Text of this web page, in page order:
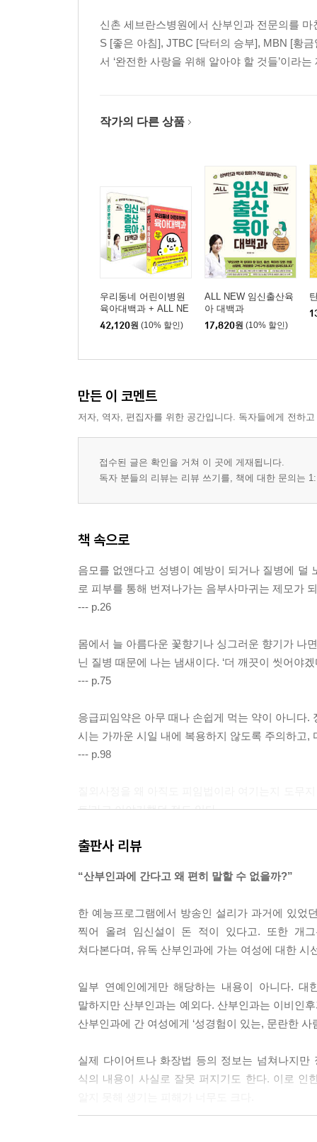
신촌 세브란스병원에서 산부인과 전문의를
S [좋은 아침], JTBC [닥터의 승부], MBN [황
서 ‘완전한 사랑을 위해 알아야 할 것들’이라
작가의 다른 상품
우리동네 어린이병원
육아대백과 + ALL NE
W 임신출산육아 대백
과 세트
42,120원 (10% 할인)
ALL NEW 임신출산육
아 대백과
17,820원 (10% 할인)
만든 이 코멘트
저자, 역자, 편집자를 위한 공간입니다. 독자들에게 전하
접수된 글은 확인을 거쳐 이 곳에 게재됩니다.
독자 분들의 리뷰는 리뷰 쓰기를, 책에 대한 문의는
책 속으로
음모를 없앤다고 성병이 예방이 되거나 질병에 덜
로 피부를 통해 번져나가는 음부사마귀는 제모가
--- p.26
몸에서 늘 아름다운 꽃향기나 싱그러운 향기가 나
닌 질병 때문에 나는 냄새이다. ‘더 깨끗이 씻어야
--- p.75
응급피임약은 아무 때나 손쉽게 먹는 약이 아니다
시는 가까운 시일 내에 복용하지 않도록 주의하고,
--- p.98
트’라고 이야기했던 적도 있다.
변화를 경험하는 당사자는 생각 이상의 큰 고통
나면 단순히 마음을 바꿔 먹는 것으로 이를 해소
--- p.128
(방광 압박으로 인한 빈뇨감, 허리 통증) 이외에
필요가 있다.
--- p.149~150
관절에 염증이 생기면 관절염, 피부에 염증이 생
생긴 염증들과 달리, 질염은 유독 부끄럽게 여기
출판사 리뷰
“산부인과에 간다고 왜 편히 말할 수 없을까?”
한 예능프로그램에서 방송인 설리가 과거에 있었
찍어 올려 임신설이 돈 적이 있다고. 또한 개
쳐다본다며, 유독 산부인과에 가는 여성에 대한 시
일부 연예인에게만 해당하는 내용이 아니다.
말하지만 산부인과는 예외다. 산부인과는 이비인
산부인과에 간 여성에게 ‘성경험이 있는, 문란한
실제 다이어트나 화장법 등의 정보는 넘쳐나지만
식의 내용이 사실로 잘못 퍼지기도 한다. 이로 인